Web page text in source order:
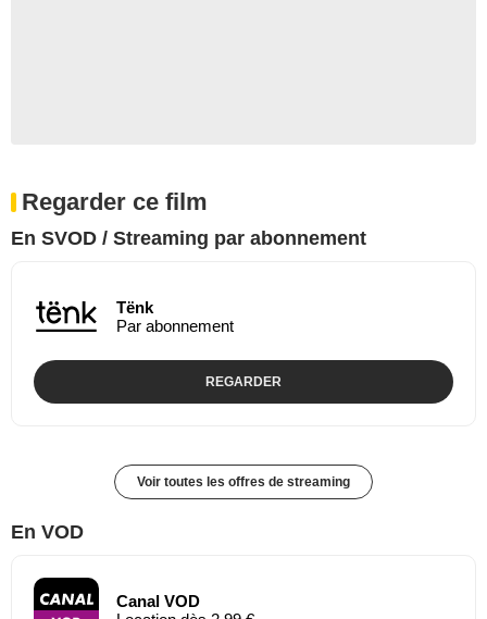
Regarder ce film
En SVOD / Streaming par abonnement
Tënk
Par abonnement
REGARDER
Voir toutes les offres de streaming
En VOD
Canal VOD